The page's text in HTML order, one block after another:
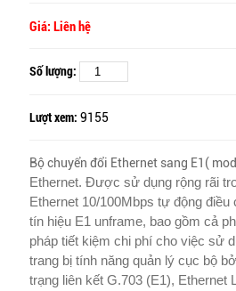
Giá: Liên hệ
Số lượng:
Lượt xem: 9155
Bộ chuyển đổi Ethernet sang E1(
Ethernet. Được sử dụng rộng rãi
Ethernet 10/100Mbps tự động
tín hiệu E1 unframe, bao gồm cả
pháp tiết kiệm chi phí cho việc sử
trang bị tính năng quản lý cục bộ
trạng liên kết G.703 (E1), Ethernet